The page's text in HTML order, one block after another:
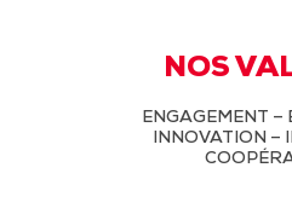
NOS
ENGAGEMENT –
INNOVATION –